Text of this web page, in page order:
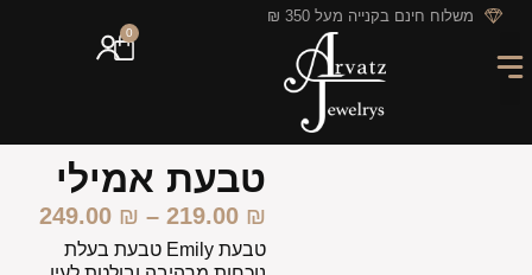
לתוכן משלוח חינם בקנייה מעל 350 ₪
0
טבעת אמילי
219.00 ₪
–
249.00 ₪
טבעת Emily טבעת בעלת